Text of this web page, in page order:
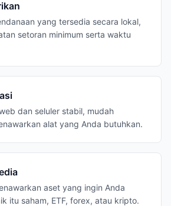
yang tersedia secara lokal,
setoran minimum serta waktu
dan seluler stabil, mudah
alat yang Anda butuhkan.
aset yang ingin Anda
itu saham, ETF, forex, atau kripto.